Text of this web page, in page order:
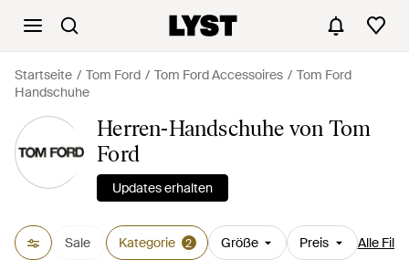
Startseite Tom Ford Tom Ford Accessoires
Tom Ford
Handschuhe
Herren-Handschuhe von Tom
Ford
Updates erhalten
Sale Kategorie 2 Größe Preis Alle